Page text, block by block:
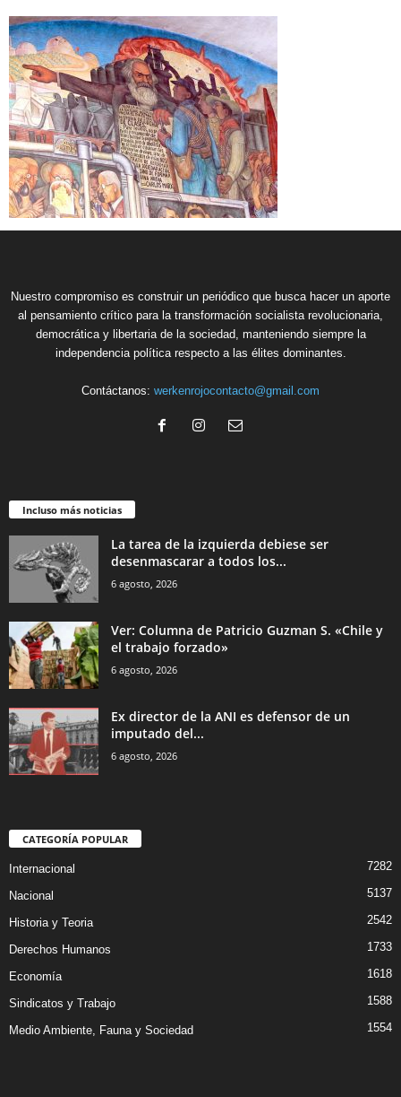
Nuestro compromiso es construir un periódico que busca hacer un aporte
al pensamiento crítico para la transformación socialista revolucionaria,
democrática y libertaria de la sociedad, manteniendo siempre la
independencia política respecto a las élites dominantes.
Contáctanos: werkenrojocontacto@gmail.com
Incluso más noticias
La tarea de la izquierda debiese ser
desenmascarar a todos los...
6 agosto, 2026
Ver: Columna de Patricio Guzman S. «Chile y
el trabajo forzado»
6 agosto, 2026
Ex director de la ANI es defensor de un
imputado del...
6 agosto, 2026
CATEGORÍA POPULAR
Internacional 7282
Nacional 5137
Historia y Teoria 2542
Derechos Humanos 1733
Economía 1618
Sindicatos y Trabajo 1588
Medio Ambiente, Fauna y Sociedad 1554